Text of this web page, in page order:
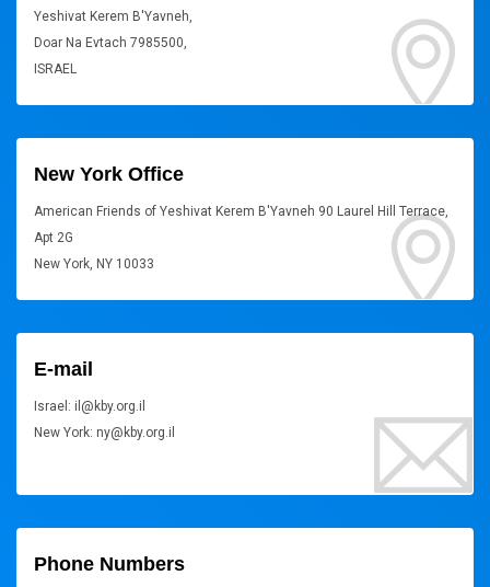
Yeshivat Kerem B'Yavneh,
Doar Na Evtach 7985500,
ISRAEL
New York Office
American Friends of Yeshivat Kerem B'Yavneh 90 Laurel Hill Terrace,
Apt 2G
New York, NY 10033
E-mail
Israel: il@kby.org.il
New York: ny@kby.org.il
Phone Numbers